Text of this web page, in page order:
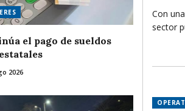
el pago de sueldos
2026
Con
sector